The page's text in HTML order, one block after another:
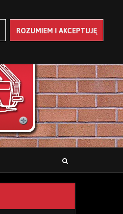
ROZUMIEM I AKCEPTUJĘ